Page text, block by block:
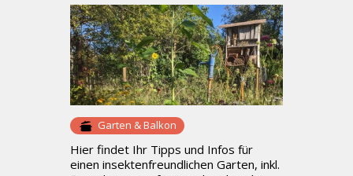
Garten & Balkon
Hier findet Ihr Tipps und Infos für
einen insektenfreundlichen Garten, inkl.